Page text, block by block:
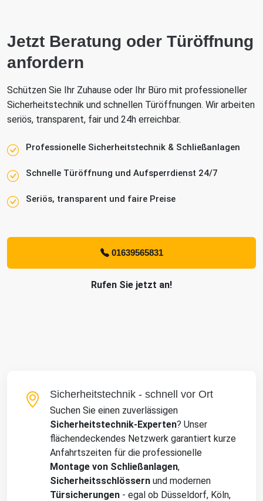
Jetzt Beratung oder Türöffnung
anfordern
Schützen Sie Ihr Zuhause oder Ihr Büro mit professioneller
Sicherheitstechnik und schnellen Türöffnungen. Wir arbeiten
seriös, transparent, fair und 24h erreichbar.
Professionelle Sicherheitstechnik & Schließanlagen
Schnelle Türöffnung und Aufsperrdienst 24/7
Seriös, transparent und faire Preise
01639565831
Rufen Sie jetzt an!
Sicherheitstechnik - schnell vor Ort
Suchen Sie einen zuverlässigen
Sicherheitstechnik-Experten? Unser
flächendeckendes Netzwerk garantiert kurze
Anfahrtszeiten für die professionelle
Montage von Schließanlagen,
Sicherheitsschlössern und modernen
Türsicherungen - egal ob Düsseldorf, Köln,